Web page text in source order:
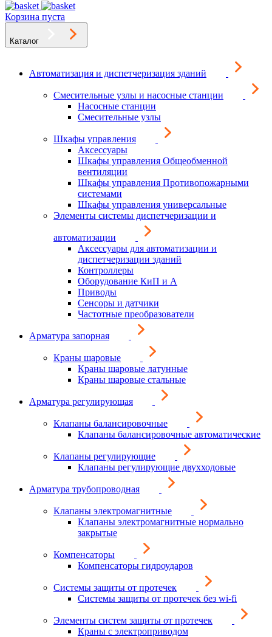
Корзина пуста
Каталог
Автоматизация и диспетчеризация зданий
Смесительные узлы и насосные станции
Насосные станции
Смесительные узлы
Шкафы управления
Аксессуары
Шкафы управления Общеобменной
вентиляции
Шкафы управления Противопожарными
системами
Шкафы управления универсальные
Элементы системы диспетчеризации и
автоматизации
Аксессуары для автоматизации и
диспетчеризации зданий
Контроллеры
Оборудование КиП и А
Приводы
Сенсоры и датчики
Частотные преобразователи
Арматура запорная
Краны шаровые
Краны шаровые латунные
Краны шаровые стальные
Арматура регулирующая
Клапаны балансировочные
Клапаны балансировочные автоматические
Клапаны регулирующие
Клапаны регулирующие двухходовые
Арматура трубопроводная
Клапаны электромагнитные
Клапаны электромагнитные нормально
закрытые
Компенсаторы
Компенсаторы гидроударов
Системы защиты от протечек
Системы защиты от протечек без wi-fi
Элементы систем защиты от протечек
Краны с электроприводом